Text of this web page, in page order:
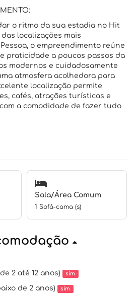
o ritmo da sua estadia no Hit
localizações mais
o empreendimento reúne
praticidade a poucos passos da
modernos e cuidadosamente
atmosfera acolhedora para
localização permite
cafés, atrações turísticas e
a comodidade de fazer tudo
Sala/Área Comum
1 Sofá-cama (s)
2 até 12 anos) sim
de 2 anos) sim